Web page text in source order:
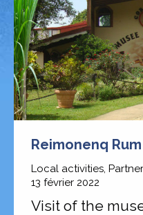
Reimonenq
Local activities,
13 février 2022
Visit of the